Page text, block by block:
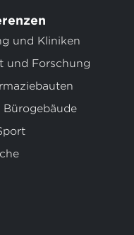
und Kliniken
und Forschung